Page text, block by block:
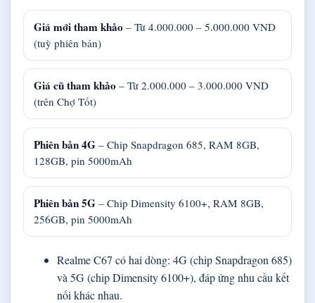
Giá mới tham khảo– Từ 4.000.000 – 5.000.000 VND
(tuỳ phiên bản)
Giá cũ tham khảo– Từ 2.000.000 – 3.000.000 VND
(trên Chợ Tốt)
Phiên bản 4G– Chip Snapdragon 685, RAM 8GB,
128GB, pin 5000mAh
Phiên bản 5G– Chip Dimensity 6100+, RAM 8GB,
256GB, pin 5000mAh
Realme C67 có hai dòng: 4G (chip Snapdragon 685)
và 5G (chip Dimensity 6100+), đáp ứng nhu cầu kết
nối khác nhau.